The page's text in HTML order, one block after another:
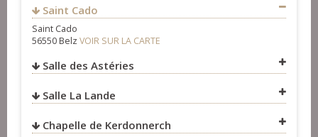
http://vannesfreechapter.org/
Fest-Noz et Fest-Deiz
Saint Cado
Saint Cado
56550 Belz VOIR SUR LA CARTE
Salle des Astéries
VOIR SUR LA CARTE
Salle La Lande
VOIR SUR LA CARTE
Chapelle de Kerdonnerch